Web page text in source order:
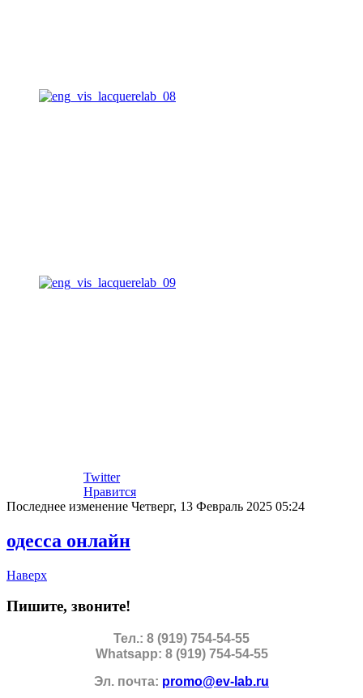
Twitter
Нравится
Последнее изменение Четверг, 13 Февраль 2025 05:24
одесса онлайн
Наверх
Пишите, звоните!
Тел.: 8 (919) 754-54-55
Whatsapp: 8 (919) 754-54-55
Эл. почта: promo@ev-lab.ru